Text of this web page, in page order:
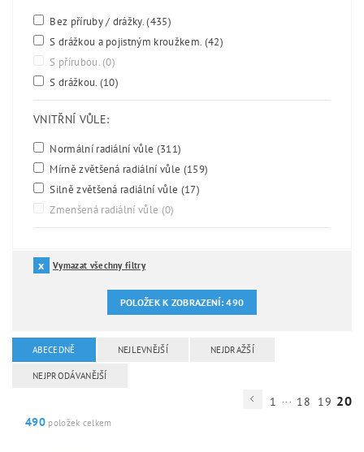
Bez příruby / drážky.(435)
S drážkou a pojistným kroužkem. (42)
S přírubou. (0)
S drážkou. (10)
VNITŘNÍ VŮLE:
Normální radiální vůle (311)
Mírně zvětšená radiální vůle (159)
Silně zvětšená radiální vůle (17)
Zmenšená radiální vůle (0)
Vymazat všechny filtry
POLOŽEK K ZOBRAZENÍ:490
ABECEDNĚ NEJLEVNĚJŠÍ NEJDRAŽŠÍ
NEJPRODÁVANĚJŠÍ
1 ... 18 19 20
490položek celkem